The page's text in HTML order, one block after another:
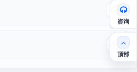
咨询
顶部